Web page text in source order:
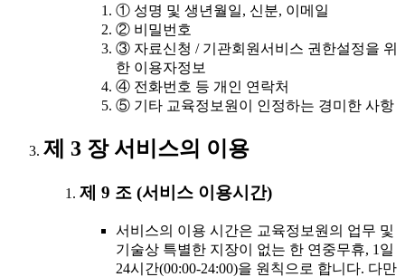
① 성명 및 생년월일, 신분, 이메일
② 비밀번호
③ 자료신청 / 기관회원서비스 권한설정을 위
한 이용자정보
④ 전화번호 등 개인 연락처
⑤ 기타 교육정보원이 인정하는 경미한 사항
제 3 장 서비스의 이용
제 9 조 (서비스 이용시간)
서비스의 이용 시간은 교육정보원의 업무 및
기술상 특별한 지장이 없는 한 연중무휴, 1일
24시간(00:00-24:00)을 원칙으로 합니다. 다만